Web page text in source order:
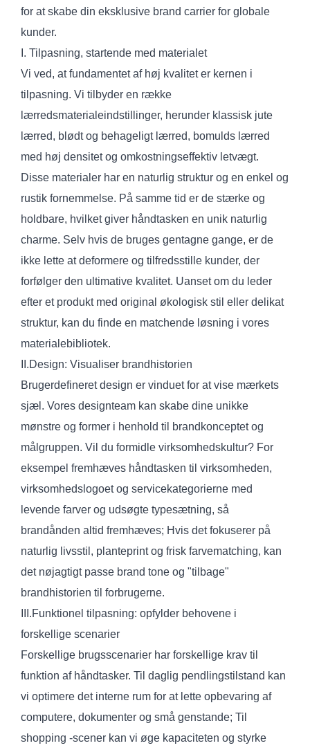
for at skabe din eksklusive brand carrier for globale
kunder.
I. Tilpasning, startende med materialet
Vi ved, at fundamentet af høj kvalitet er kernen i
tilpasning. Vi tilbyder en række
lærredsmaterialeindstillinger, herunder klassisk jute
lærred, blødt og behageligt lærred, bomulds lærred
med høj densitet og omkostningseffektiv letvægt.
Disse materialer har en naturlig struktur og en enkel og
rustik fornemmelse. På samme tid er de stærke og
holdbare, hvilket giver håndtasken en unik naturlig
charme. Selv hvis de bruges gentagne gange, er de
ikke lette at deformere og tilfredsstille kunder, der
forfølger den ultimative kvalitet. Uanset om du leder
efter et produkt med original økologisk stil eller delikat
struktur, kan du finde en matchende løsning i vores
materialebibliotek.
II.Design: Visualiser brandhistorien
Brugerdefineret design er vinduet for at vise mærkets
sjæl. Vores designteam kan skabe dine unikke
mønstre og former i henhold til brandkonceptet og
målgruppen. Vil du formidle virksomhedskultur? For
eksempel fremhæves håndtasken til virksomheden,
virksomhedslogoet og servicekategorierne med
levende farver og udsøgte typesætning, så
brandånden altid fremhæves; Hvis det fokuserer på
naturlig livsstil, planteprint og frisk farvematching, kan
det nøjagtigt passe brand tone og "tilbage"
brandhistorien til forbrugerne.
III.Funktionel tilpasning: opfylder behovene i
forskellige scenarier
Forskellige brugsscenarier har forskellige krav til
funktion af håndtasker. Til daglig pendlingstilstand kan
vi optimere det interne rum for at lette opbevaring af
computere, dokumenter og små genstande; Til
shopping -scener kan vi øge kapaciteten og styrke